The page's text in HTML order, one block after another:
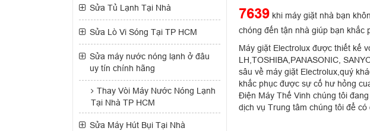
Sửa Tủ Lạnh Tại Nhà
Sửa Lò Vi Sóng Tại TP HCM
Sửa máy nước nóng lạnh ở đâu
uy tín chính hãng
Thay Vòi Máy Nước Nóng Lạnh
Tại Nhà TP HCM
Sửa Máy Hút Bụi Tại Nhà
7639 khi máy giặt nhà bạn
chóng đến tận nhà giúp bạn khắc
Máy giặt Electrolux được thiết kế
LH,TOSHIBA,PANASONIC,
sâu về máy giặt Electrolux,quý
khắc phục được sự cố hư hỏng
Điện Máy Thế Vinh chúng tôi
dịch vụ Trung tâm chúng tôi để